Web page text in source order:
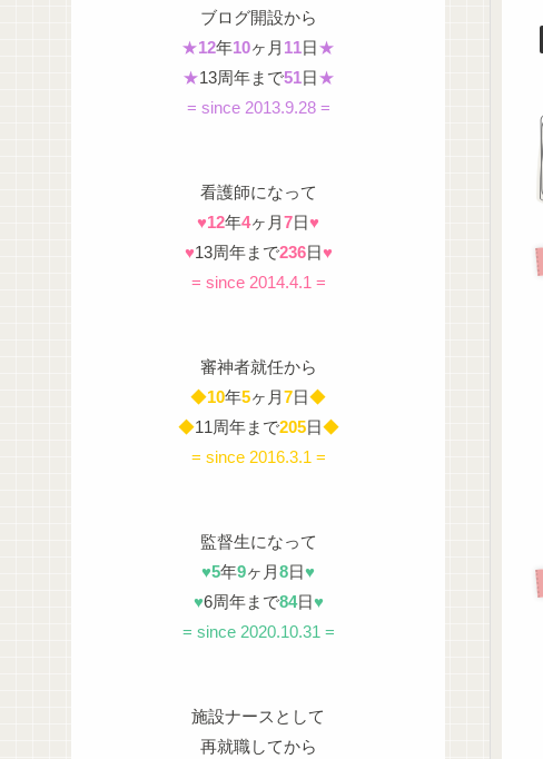
ブログ開設から
★12年10ヶ月 11日★
★13周年まで51日★
= since 2013.9.28 =
看護師になって
♥12年4ヶ月7日♥
♥13周年まで236日♥
= since 2014.4.1 =
審神者就任から
◆10年5ヶ月7日◆
◆11周年まで205日◆
= since 2016.3.1 =
監督生になって
♥5年9ヶ月8日♥
♥6周年まで84日♥
= since 2020.10.31 =
施設ナースとして
再就職してから